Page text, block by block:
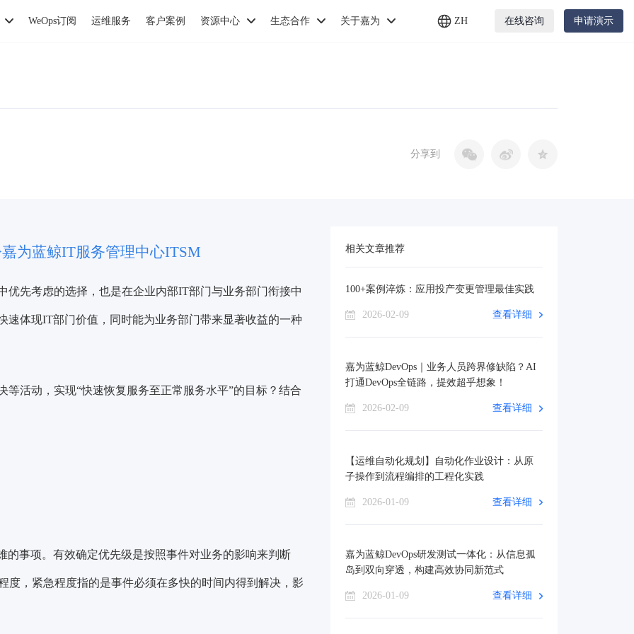
WeOps订阅 运维服务 客户案例 资源中心 生态合作 关于嘉为 ZH 在线咨询 申请演示
分享到
嘉为蓝鲸IT服务管理中心ITSM
先考虑的选择，也是在企业内部IT部门与业务部门衔接中
速体现IT部门价值，同时能为业务部门带来显著收益的一种
活动，实现“快速恢复服务至正常服务水平”的目标？结合
事项。有效确定优先级是按照事件对业务的影响来判断
度，紧急程度指的是事件必须在多快的时间内得到解决，影
相关文章推荐
100+案例淬炼：应用投产变更管理最佳实践
2026-02-09 查看详细
嘉为蓝鲸DevOps｜业务人员跨界修缺陷？AI
打通DevOps全链路，提效超乎想象！
2026-02-09 查看详细
【运维自动化规划】自动化作业设计：从原
子操作到流程编排的工程化实践
2026-01-09 查看详细
嘉为蓝鲸DevOps研发测试一体化：从信息孤
岛到双向穿透，构建高效协同新范式
2026-01-09 查看详细